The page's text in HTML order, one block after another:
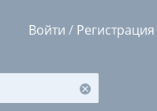
Войти / Регистрация